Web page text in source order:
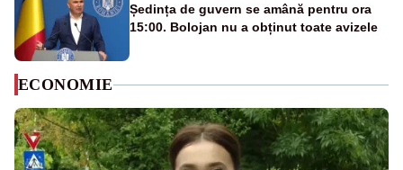
Ședința de guvern se amână pentru ora
15:00. Bolojan nu a obținut toate avizele
ECONOMIE